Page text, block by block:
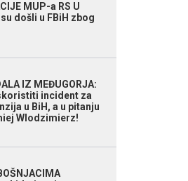
MUP-a RS U
došli u FBiH zbog
IZ MEĐUGORJA:
incident za
u BiH, a u pitanju
Wlodzimierz!